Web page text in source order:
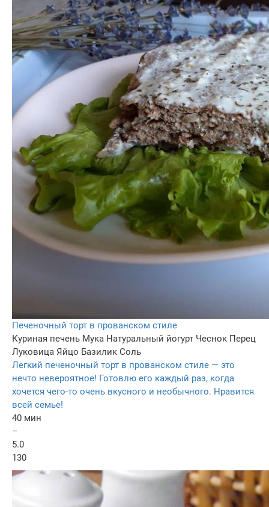
Печеночный торт в прованском стиле
Куриная печень Мука Натуральный йогурт Чеснок Перец
Луковица Яйцо Базилик Соль
Легкий печеночный торт в прованском стиле — это
нечто невероятное! Готовлю его каждый раз, когда
хочется чего-то очень вкусного и необычного. Нравится
всей семье!
40 мин
–
5.0
130